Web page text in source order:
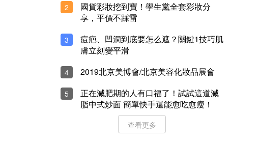
2
國貨彩妝挖到寶！學生黨全套彩妝分
享，平價不踩雷
3
痘疤、凹洞到底要怎么遮？關鍵1技巧肌
膚立刻變平滑
4 2019北京美博會/北京美容化妝品展會
5
正在減肥期的人有口福了！試試這道減
脂中式炒面 簡單快手還能愈吃愈瘦！
查看更多